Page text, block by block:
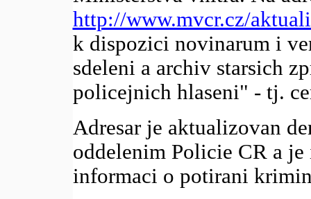
http://www.mvcr.cz/
k dispozici novinarum i
sdeleni a archiv starsich
policejnich hlaseni" - tj.
Adresar je aktualizovan
oddelenim Policie CR a
informaci o potirani